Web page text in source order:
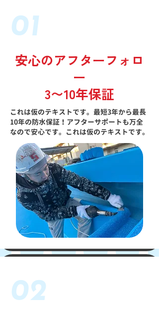
01
安心のアフターフォロ
ー
3〜10年保証
これは仮のテキストです。最短3年から最長
10年の防水保証！アフターサポートも万全
なので安心です。これは仮のテキストです。
02